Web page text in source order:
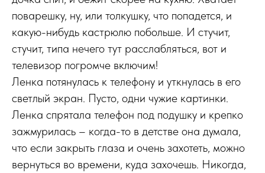
поварешку, ну, или толкушку, что попадется, и
какую-нибудь кастрюлю побольше. И стучит,
стучит, типа нечего тут расслабляться, вот и
телевизор погромче включим!
Ленка потянулась к телефону и уткнулась в его
светлый экран. Пусто, одни чужие картинки.
Ленка спрятала телефон под подушку и крепко
зажмурилась – когда-то в детстве она думала,
что если закрыть глаза и очень захотеть, можно
вернуться во времени, куда захочешь. Никогда,